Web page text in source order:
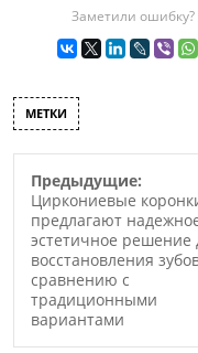
Заметили
МЕТКИ
Предыдущие:
Циркониевые
предлагают
эстетичное решение
восстановления
сравнению с
традиционными
вариантами